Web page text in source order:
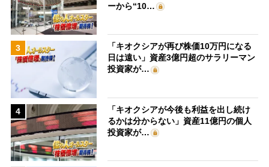
ーから“10…
3
「キオクシアが再び株価10万円になる
日は遠い」資産3億円超のサラリーマン
投資家が…
4
「キオクシアが今後も利益を出し続け
るかは分からない」資産11億円の個人
投資家が…